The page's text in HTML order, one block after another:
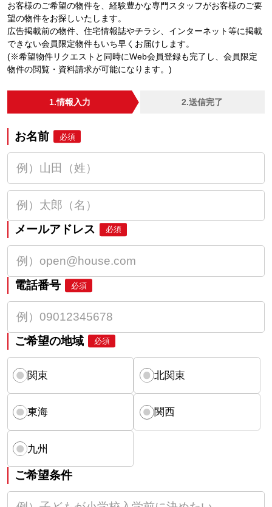
お客様のご希望の物件を、経験豊かな専門スタッフがお客様のご要
望の物件をお探しいたします。
広告掲載前の物件、住宅情報誌やチラシ、インターネット等に掲載
できない会員限定物件もいち早くお届けします。
(※希望物件リクエストと同時にWeb会員登録も完了し、会員限定
物件の閲覧・資料請求が可能になります。)
1.情報入力 2.送信完了
お名前 必須
メールアドレス 必須
電話番号 必須
ご希望の地域 必須
関東 北関東
東海 関西
九州
ご希望条件